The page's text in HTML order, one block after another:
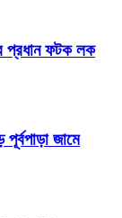
প্রধান ফটক লক
জামে